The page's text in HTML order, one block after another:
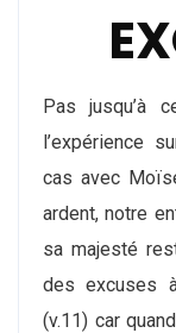
Pas jusqu’à
l’expérience
cas avec
ardent, notre
sa majesté
des excuses
(v.11) car